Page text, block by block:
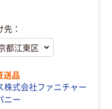
先：
送品
株式会社ファニチャー
ニー